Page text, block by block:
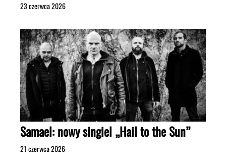
23 czerwca 2026
Samael: nowy singiel „Hail to the Sun”
21 czerwca 2026